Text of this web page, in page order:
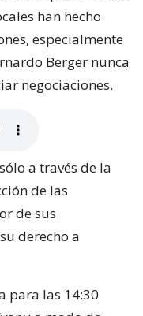
han hecho
especialmente
Berger nunca
negociaciones.
a través de la
de las
de sus
derecho a
para las 14:30